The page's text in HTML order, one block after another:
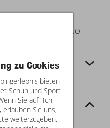
92% CO 8% EL / 100% CO
zu Cookies
bieten
Schuh und Sport
Sie auf „Ich
erlauben Sie uns,
weiterzugeben.